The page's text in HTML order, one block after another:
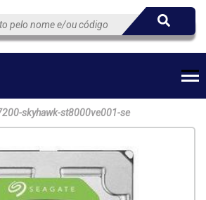
skyhawk-st8000ve001-se